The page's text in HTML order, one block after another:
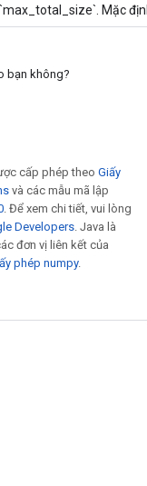
Mặc
bạn không?
cấp phép theo Giấy
và các mẫu mã lập
. Để xem chi tiết, vui lòng
Developers. Java là
đơn vị liên kết của
phép numpy.